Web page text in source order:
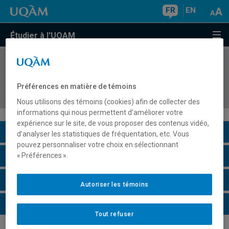
FR EN
Étudier à l'UQAM
COURS//
sociétés occidentales I
Description du cours
Horaire - Été 2026
Horaire - Automne 2026
Horaire - Hiver 2027
Préférences en matière de témoins
Nous utilisons des témoins (cookies) afin de collecter des
informations qui nous permettent d’améliorer votre
expérience sur le site, de vous proposer des contenus vidéo,
d’analyser les statistiques de fréquentation, etc. Vous
pouvez personnaliser votre choix en sélectionnant
« Préférences ».
Tout refuser
Autoriser les témoins